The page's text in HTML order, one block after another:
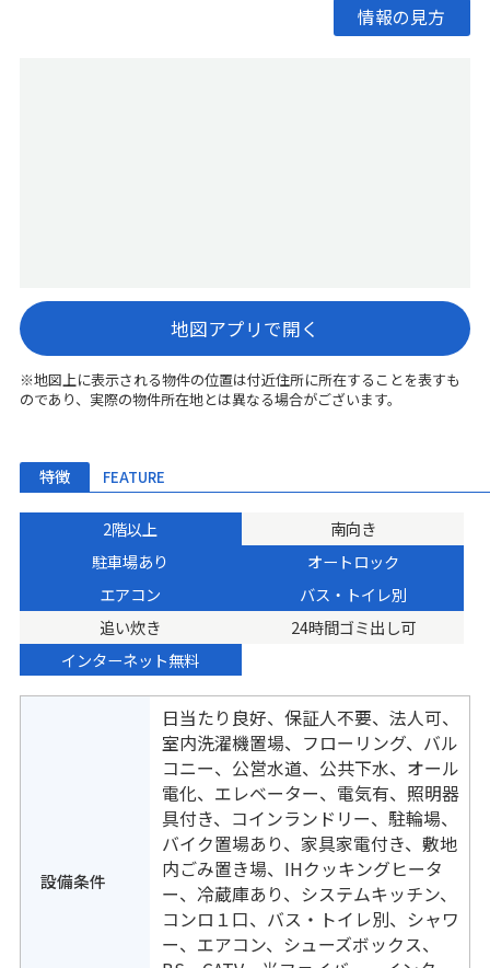
情報の見方
地図アプリで開く
※地図上に表示される物件の位置は付近住所に所在することを表すも
のであり、実際の物件所在地とは異なる場合がございます。
特徴 FEATURE
2階以上
南向き
駐車場あり
オートロック
エアコン
バス・トイレ別
追い炊き
24時間ゴミ出し可
インターネット無料
設備条件
日当たり良好、保証人不要、法人可、
室内洗濯機置場、フローリング、バル
コニー、公営水道、公共下水、オール
電化、エレベーター、電気有、照明器
具付き、コインランドリー、駐輪場、
バイク置場あり、家具家電付き、敷地
内ごみ置き場、IHクッキングヒータ
ー、冷蔵庫あり、システムキッチン、
コンロ１口、バス・トイレ別、シャワ
ー、エアコン、シューズボックス、